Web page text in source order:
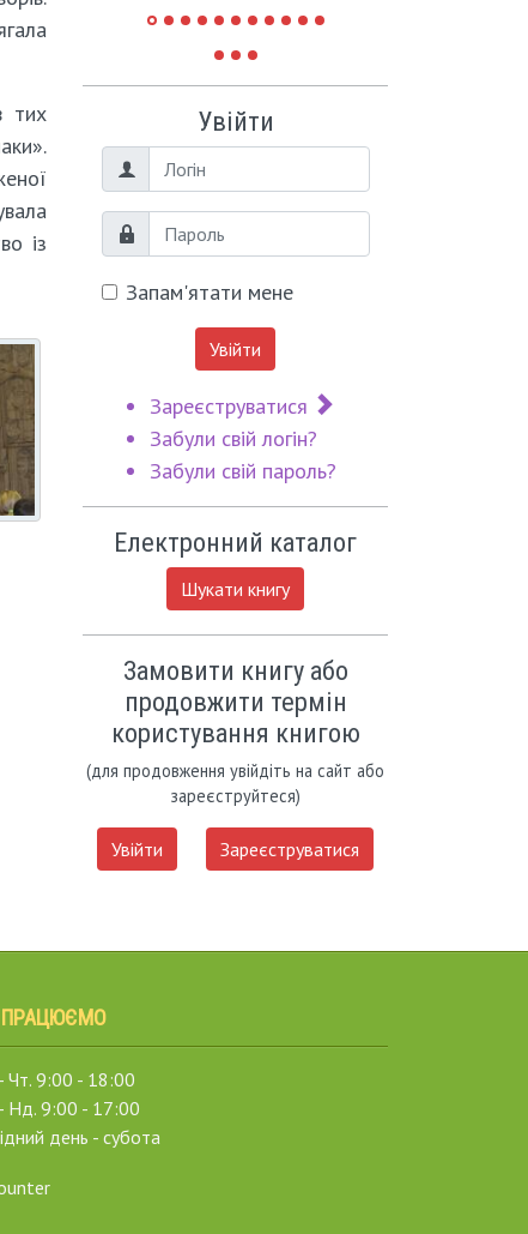
тих
із
Увійти
Логін
Пароль
Запам'ятати мене
Увійти
Зареєструватися
Забули свій логін?
Забули свій пароль?
Електронний каталог
Шукати книгу
Замовити книгу або
продовжити термін
користування книгою
(для продовження увійдіть на сайт або
зареєструйтеся)
Увійти Зареєструватися
Чт. 9:00 - 18:00
Нд. 9:00 - 17:00
день - субота